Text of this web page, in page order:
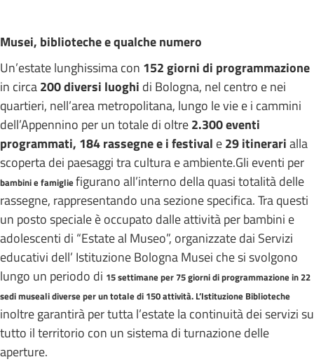
Musei, biblioteche e qualche numero
Un’estate lunghissima con 152 giorni di programmazione
in circa200 diversi luoghi di Bologna, nel centro e nei
quartieri, nell’area metropolitana, lungo le vie e i cammini
dell’Appennino per un totale di oltre2.300 eventi
programmati, 184 rassegne e i festival e29 itinerarialla
scoperta dei paesaggi tra cultura e ambiente.Gli eventi per
bambini e famigliefigurano all’interno della quasi totalità delle
rassegne, rappresentando una sezione specifica. Tra questi
un posto speciale è occupato dalle attività per bambini e
adolescenti di “Estate al Museo”, organizzate dai Servizi
educativi dell’ Istituzione Bologna Musei che si svolgono
lungo un periodo di 15 settimane per 75 giorni di programmazione in 22
sedi museali diverse per un totale di 150 attività. L’Istituzione Biblioteche
inoltre garantirà per tutta l’estate la continuità dei servizi su
tutto il territorio con un sistema di turnazione delle
aperture.